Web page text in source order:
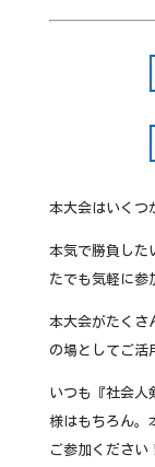
本大会はいくつ
本気で勝負した
たでも気軽に参
本大会がたくさ
の場としてご活
いつも『社会人
様はもちろん。
ご参加ください